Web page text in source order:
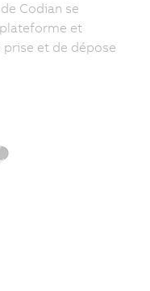
Codian se
et
et de dépose